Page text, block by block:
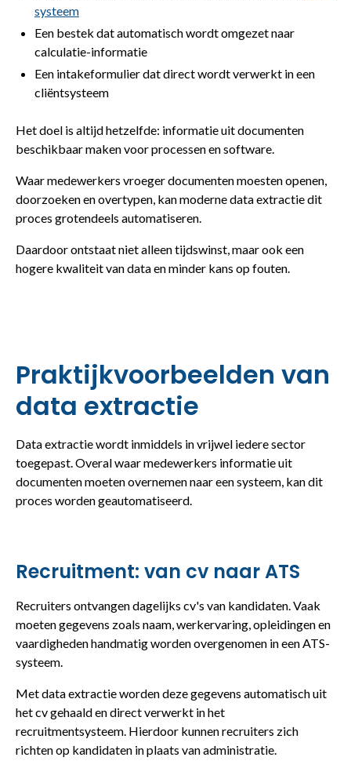
systeem
Een bestek dat automatisch wordt omgezet naar
calculatie-informatie
Een intakeformulier dat direct wordt verwerkt in een
cliëntsysteem
Het doel is altijd hetzelfde: informatie uit documenten
beschikbaar maken voor processen en software.
Waar medewerkers vroeger documenten moesten openen,
doorzoeken en overtypen, kan moderne data extractie dit
proces grotendeels automatiseren.
Daardoor ontstaat niet alleen tijdswinst, maar ook een
hogere kwaliteit van data en minder kans op fouten.
Praktijkvoorbeelden van
data extractie
Data extractie wordt inmiddels in vrijwel iedere sector
toegepast. Overal waar medewerkers informatie uit
documenten moeten overnemen naar een systeem, kan dit
proces worden geautomatiseerd.
Recruitment: van cv naar ATS
Recruiters ontvangen dagelijks cv's van kandidaten. Vaak
moeten gegevens zoals naam, werkervaring, opleidingen en
vaardigheden handmatig worden overgenomen in een ATS-
systeem.
Met data extractie worden deze gegevens automatisch uit
het cv gehaald en direct verwerkt in het
recruitmentsysteem. Hierdoor kunnen recruiters zich
richten op kandidaten in plaats van administratie.